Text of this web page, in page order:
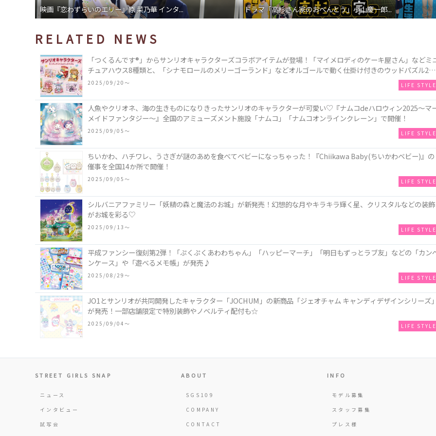
映画『恋わずらいのエリー』原 菜乃華 インタ... ドラマ「高杉さん家のおべんとう」小山慶一郎...
RELATED NEWS
「つくるんです®」からサンリオキャラクターズコラボアイテムが登場！「マイメロディのケーキ屋さん」などミ
チュアハウス8種類と、「シナモロールのメリーゴーランド」などオルゴールで動く仕掛け付きのウッドパズル2種
類♪
2025/09/20〜 LIFE STYLE
人魚やクリオネ、海の生きものになりきったサンリオのキャラクターが可愛い♡『ナムコdeハロウィン2025～マ
メイドファンタジー～』全国のアミューズメント施設「ナムコ」「ナムコオンラインクレーン」で開催！
2025/09/05〜 LIFE STYLE
ちいかわ、ハチワレ、うさぎが謎のあめを食べてベビーになっちゃった！『Chiikawa Baby(ちいかわベビー)』の
催事を全国14か所で開催！
2025/09/05〜 LIFE STYLE
シルバニアファミリー「妖精の森と魔法のお城」が新発売！幻想的な月やキラキラ輝く星、クリスタルなどの装飾
がお城を彩る♡
2025/09/13〜 LIFE STYLE
平成ファンシー復刻第2弾！「ぷくぷくあわわちゃん」「ハッピーマーチ」「明日もずっとラブ友」などの「カン
ンケース」や「遊べるメモ帳」が発売♪
2025/08/29〜 LIFE STYLE
JO1とサンリオが共同開発したキャラクター「JOCHUM」の新商品「ジェオチャム キャンディデザインシリーズ」
が発売！一部店舗限定で特別装飾やノベルティ配付も☆
2025/09/04〜 LIFE STYLE
STREET GIRLS SNAP
ニュース
インタビュー
試写会
ABOUT
SGS109
COMPANY
CONTACT
INFO
モデル募集
スタッフ募集
プレス様